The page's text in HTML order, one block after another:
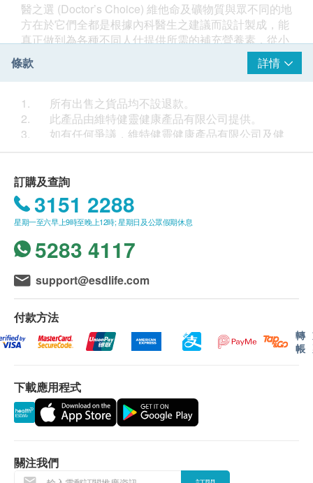
醫之選 (Doctor’s Choice) 維他命及礦物質與眾不同的地
方在於它們全都是根據內科醫生之建議而設計製成，能
真正做到為各種不同人仕提供所需的補充營養素，從小
童到耆老，從健康的到體弱的，亦有特別為身體各部份
如肝臟、皮膚、頭髮等提供特別補助的.....總言之，「醫
之選」維他命及礦物質是特別為我們度身訂造，其專業
配方由美國製造，成份天然，分為四個系列：(一)必需
維他命、(二) 多種維他命及礦物質、(三) 兒童系列及
(四) 健康補充劑 ，共四十多種維他命及補充劑供選擇。
條款 詳情
1. 所有出售之貨品均不設退款。
2. 此產品由維特健靈健康產品有限公司提供。
3. 如有任何爭議，維特健靈健康產品有限公司及健
1. 購買
享本地免費送貨服務。賬單總額未滿HK$400需附加
HK$70運費。
2. 我們將於確定訂單後3-5個工作天內安排發貨。
3. 不排除運送時間會因節日而有所影響。當八號烈
風訊號懸掛或黑色暴雨警告生效時，送貨服務時間將會
延遲。
4. 所有訂單須視乎相關貨品的供應情況再作最後確
認。倘若健康網購health.ESDlife未能提供任何訂單上
的貨品，健康網購health.ESDlife有權拒絕接受該訂
單，並且會於送貨前透過電話或電郵通知顧客再作安
排。
1. 貨品質量保證，於顧客收到產品當日起計，食用
期應最少有6個月或以上。
換貨條款
1. 當顧客收取已訂購之貨品時，有責任檢查貨品是
2. 退換產品必須包裝完整，如退換之產品有任何殘
缺或過期退回，供應商有權不受理。
訂購及查詢
3151 2288
星期一至六早上9時至晚上12時; 星期日及公眾假期休息
5283 4117
support@esdlife.com
付款方法
轉
帳
下載應用程式
關注我們